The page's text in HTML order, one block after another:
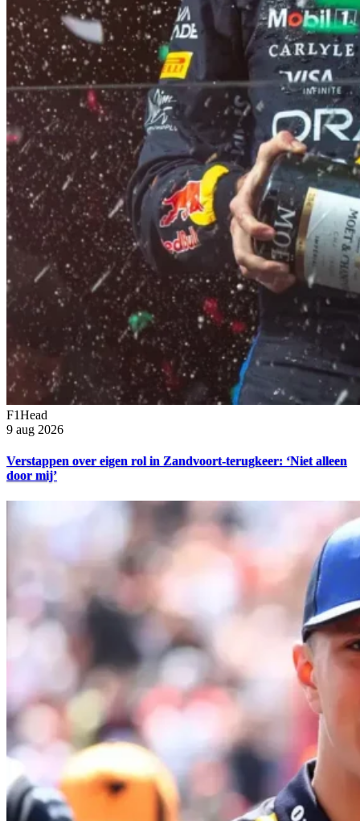
F1Head
9 aug 2026
Verstappen over eigen rol in Zandvoort-terugkeer: ‘Niet alleen
door mij’